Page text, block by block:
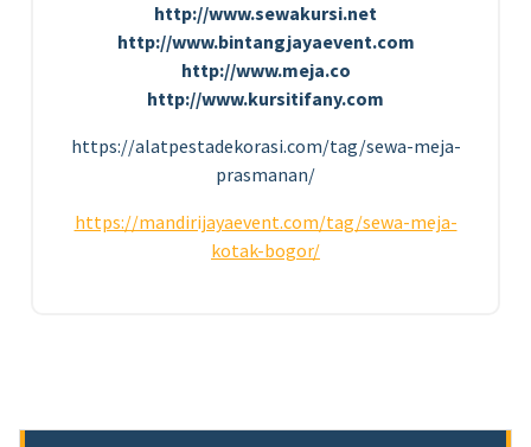
http://www.sewakursi.net
http://www.bintangjayaevent.com
http://www.meja.co
http://www.kursitifany.com
https://alatpestadekorasi.com/tag/sewa-meja-
prasmanan/
https://mandirijayaevent.com/tag/sewa-meja-
kotak-bogor/